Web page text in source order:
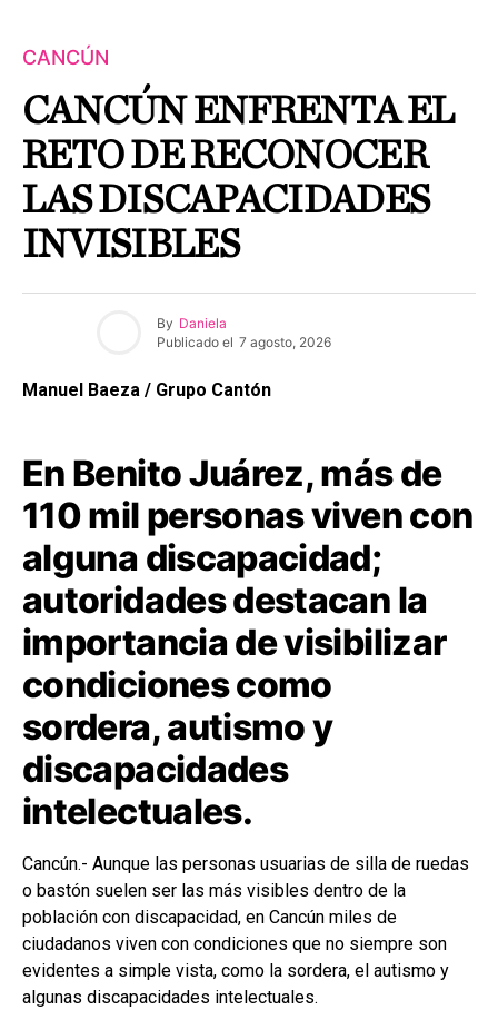
CANCÚN
CANCÚN ENFRENTA EL
RETO DE RECONOCER
LAS DISCAPACIDADES
INVISIBLES
By Daniela
Publicado el 7 agosto, 2026
Manuel Baeza / Grupo Cantón
En Benito Juárez, más de
110 mil personas viven con
alguna discapacidad;
autoridades destacan la
importancia de visibilizar
condiciones como
sordera, autismo y
discapacidades
intelectuales.
Cancún.- Aunque las personas usuarias de silla de ruedas
o bastón suelen ser las más visibles dentro de la
población con discapacidad, en Cancún miles de
ciudadanos viven con condiciones que no siempre son
evidentes a simple vista, como la sordera, el autismo y
algunas discapacidades intelectuales.